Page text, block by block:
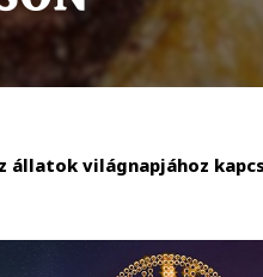
állatok világnapjához